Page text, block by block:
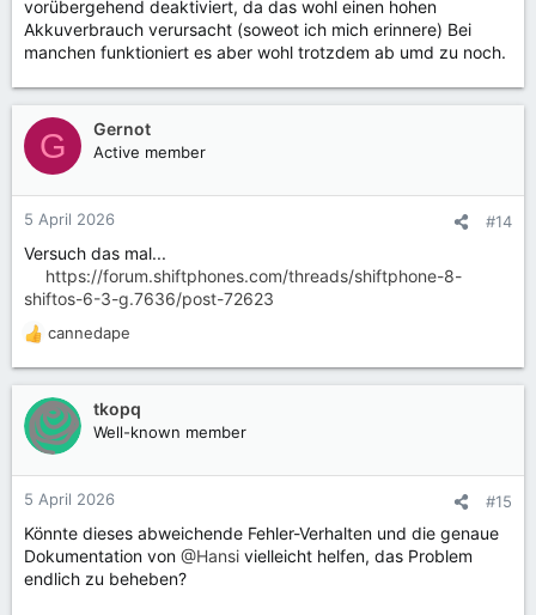
vorübergehend deaktiviert, da das wohl einen hohen
Akkuverbrauch verursacht (soweot ich mich erinnere) Bei
manchen funktioniert es aber wohl trotzdem ab umd zu noch.
G Gernot
Active member
5 April 2026 #14
Versuch das mal...
https://forum.shiftphones.com/threads/shiftphone-8-
shiftos-6-3-g.7636/post-72623
R
e
a
k
t
o
n
n
:
cannedape
tkopq
Well-known member
5 April 2026 #15
Könnte dieses abweichende Fehler-Verhalten und die genaue
Dokumentation von @Hansi vielleicht helfen, das Problem
endlich zu beheben?